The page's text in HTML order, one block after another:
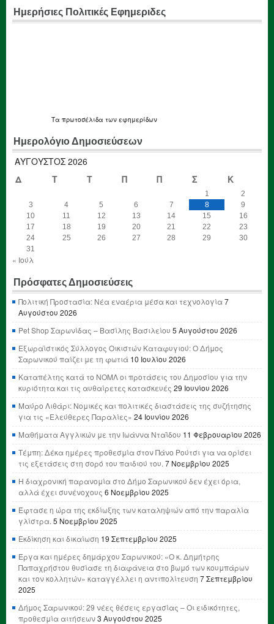
Ημερήσιες Πολιτικές Εφημεριδες
Τα πρωτοσέλιδα των εφημερίδων
Ημερολόγιο Δημοσιεύσεων
ΑΎΓΟΥΣΤΟΣ 2026
Δ
Τ Τ Π Π Σ Κ
1
2
3
4 5 6 7 8
9
10
11 12 13 14 15
16
17
18 19 20 21 22
23
24
25 26 27 28 29
30
31
« Ιούλ
Πρόσφατες Δημοσιεύσεις
Πολιτική Προστασία: Νέα εναέρια μέσα και τεχνολογία7
Αυγούστου 2026
Pet Shop Σαρωνίδας – Βασίλης Βασιλείου 5 Αυγούστου 2026
Εξωραϊστικός Σύλλογος Οικιστών Καταφυγιού: Ο Δήμος
Σαρωνικού παίζει με τη φωτιά 10 Ιουλίου 2026
Καταπέλτης κατά το ΝΟΜΛ οι προτάσεις του Δημοσίου για την
κυριότητα και τις αυθαίρετες κατασκευές 29 Ιουνίου 2026
Μαύρο Λιθάρι: Νομικές και πολιτικές διαστάσεις της συζήτησης
για τις «Ελεύθερες Παραλίες» 24 Ιουνίου 2026
Μαθήματα Αγγλικών με την Ιωάννα Νταΐδου 11 Φεβρουαρίου 2026
Τέμπη: Δέκα ημέρες προθεσμία στον Πάνο Ρούτσι για να ορίσει
τις εξετάσεις στη σορό του παιδιού του. 7 Νοεμβρίου 2025
Η διαχρονική παρανομία στο Δήμο Σαρωνικού δεν έχει όρια,
αλλά έχει συνένοχους 6 Νοεμβρίου 2025
Έφτασε η ώρα της εκδίωξης των καταληψιών από την παραλία
γλίστρα. 5 Νοεμβρίου 2025
Εκδίκηση και δικαίωση 19 Σεπτεμβρίου 2025
Έργα και ημέρες δημάρχου Σαρωνικού: «Ο κ. Δημήτρης
Παπαχρήστου θυσίασε τη διαφάνεια στο βωμό των κουμπάρων
και τον κολλητών» καταγγέλλει η αντιπολίτευση 7 Σεπτεμβρίου
2025
Δήμος Σαρωνικού: 29 νέες θέσεις εργασίας – Οι ειδικότητες,
προθεσμία αιτήσεων3 Αυγούστου 2025